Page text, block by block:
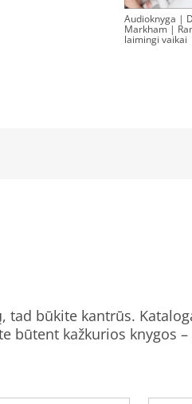
Audioknyga |
Markham |
laimingi vaikai
tad būkite kantrūs.
būtent kažkurios knygos –